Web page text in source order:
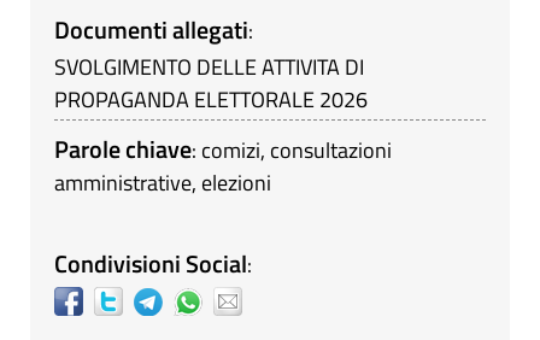
Documenti allegati:
SVOLGIMENTO DELLE ATTIVITA DI
PROPAGANDA ELETTORALE 2026
Parole chiave: comizi, consultazioni
amministrative, elezioni
Condivisioni Social: